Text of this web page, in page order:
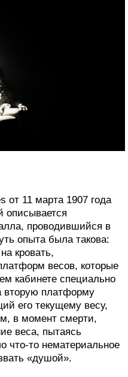
от 11 марта 1907 года
описывается
проводившийся в
опыта была такова:
кровать,
весов, которые
кабинете специально
вторую платформу
его текущему весу,
в момент смерти,
веса, пытаясь
что-то нематериальное
«душой».